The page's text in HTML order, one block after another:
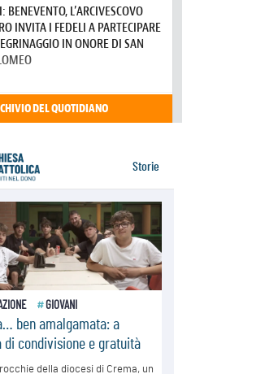
07.08.2026
Parolin conclude il viaggio in
Messico: "La pace inizia con
l'empatia per il dolore altrui"
07.08.2026
la visita del Papa dono per tutto il
Paese